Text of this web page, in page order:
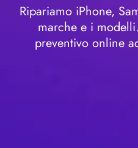
Ripariamo iPhone,
marche e i
preventivo online